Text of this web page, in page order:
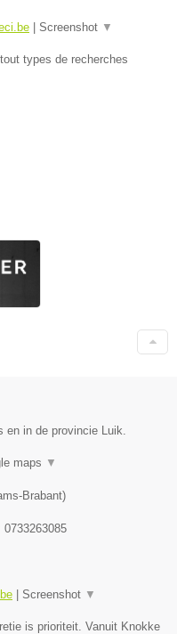
| Screenshot ▼
types de recherches
in de provincie Luik.
maps ▼
Brabant)
0733263085
Screenshot ▼
is prioriteit. Vanuit Knokke